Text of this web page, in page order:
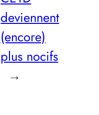
deviennent
(encore)
plus nocifs
→